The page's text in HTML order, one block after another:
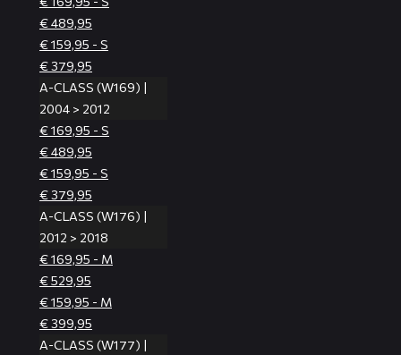
€ 489,95
€ 159,95 - S
€ 379,95
A-CLASS (W169) |
2004 > 2012
€ 169,95 - S
€ 489,95
€ 159,95 - S
€ 379,95
A-CLASS (W176) |
2012 > 2018
€ 169,95 - M
€ 529,95
€ 159,95 - M
€ 399,95
A-CLASS (W177) |